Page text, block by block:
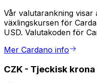
Vår valutarankning visar
växlingskursen för
USD. Valutakoden för
Mer Cardano info
CZK - Tjeckisk krona